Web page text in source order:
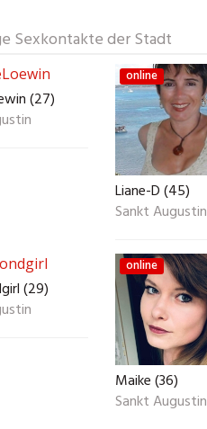
Sexkontakte der Stadt
(27)
online
Liane-D (45)
Sankt Augustin
(29)
online
Maike (36)
Sankt Augustin